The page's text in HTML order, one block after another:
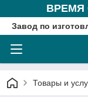
ВРЕМЯ
Завод по
Товары и